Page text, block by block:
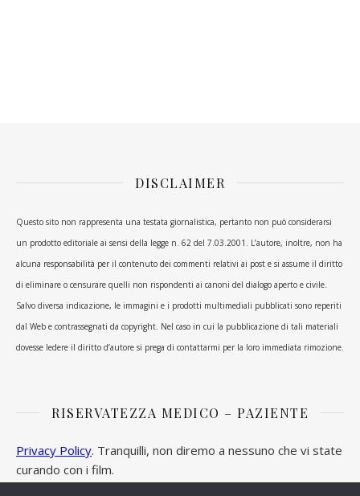
DISCLAIMER
Questo sito non rappresenta una testata giornalistica, pertanto non può considerarsi
un prodotto editoriale ai sensi della legge n. 62 del 7.03.2001. L’autore, inoltre, non ha
alcuna responsabilità per il contenuto dei commenti relativi ai post e si assume il diritto
di eliminare o censurare quelli non rispondenti ai canoni del dialogo aperto e civile.
Salvo diversa indicazione, le immagini e i prodotti multimediali pubblicati sono reperiti
dal Web e contrassegnati da copyright. Nel caso in cui la pubblicazione di tali materiali
dovesse ledere il diritto d’autore si prega di contattarmi per la loro immediata rimozione.
RISERVATEZZA MEDICO – PAZIENTE
Privacy Policy. Tranquilli, non diremo a nessuno che vi state
curando con i film.